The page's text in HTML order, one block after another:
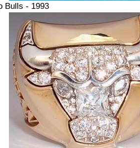
Bulls - 1993